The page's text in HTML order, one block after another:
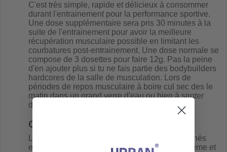
C'est très simple, rapide et délicieux à consommer
durant l'entrainement pour la performance sportive.
Une dose supplémentaire sera pris 30 minutes à la
suite de l'entrainement pour avoir la meilleure
récupération musculaire possible en limitant les
courbatures post-entrainement. Une dose normale se
compose de 3 dosettes pour faire 12g. Pas la peine
d'en ajouter plus si tu ne fais partie des bodybuilders
hardcores de la salle de musculation. Lors de
périodes de repos musculaire à boire cul sec des le
matin dans un grand verre d'eau ou bien à siroter
dans une bouteille toute la journée.
C'est quoi les EAA?
Les EAA sont un assemblage de 9 acides aminés
essentiels que le corps ne peut produire lui-même et